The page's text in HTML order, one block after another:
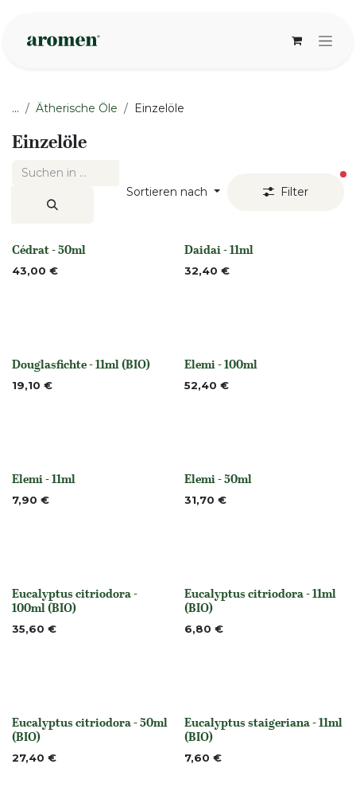
... Ätherische Öle Einzelöle
Einzelöle
Sortieren nach Filter
None
Cédrat - 50ml
43,00 € Nicht vorrättig
Daidai - 11ml
32,40 €
None
Douglasfichte - 11ml (BIO)
19,10 € None
Elemi - 100ml
52,40 €
None
Elemi - 11ml
7,90 € None
Elemi - 50ml
31,70 €
None
Eucalyptus citriodora -
100ml (BIO)
35,60 €
None
Eucalyptus citriodora - 11ml
(BIO)
6,80 €
None
Eucalyptus citriodora - 50ml
(BIO)
27,40 €
None
Eucalyptus staigeriana - 11ml
(BIO)
7,60 €